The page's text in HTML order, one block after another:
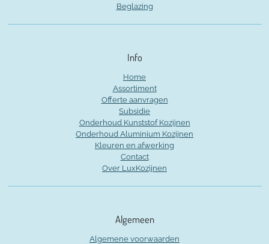
Beglazing
Info
Home
Assortiment
Offerte aanvragen
Subsidie
Onderhoud Kunststof Kozijnen
Onderhoud Aluminium Kozijnen
Kleuren en afwerking
Contact
Over LuxKozijnen
Algemeen
Algemene voorwaarden